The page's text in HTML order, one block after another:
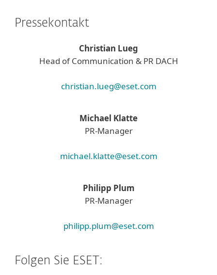
Pressekontakt
Christian Lueg
Head of Communication & PR DACH
christian.lueg@eset.com
Michael Klatte
PR-Manager
michael.klatte@eset.com
Philipp Plum
PR-Manager
philipp.plum@eset.com
Folgen Sie ESET: